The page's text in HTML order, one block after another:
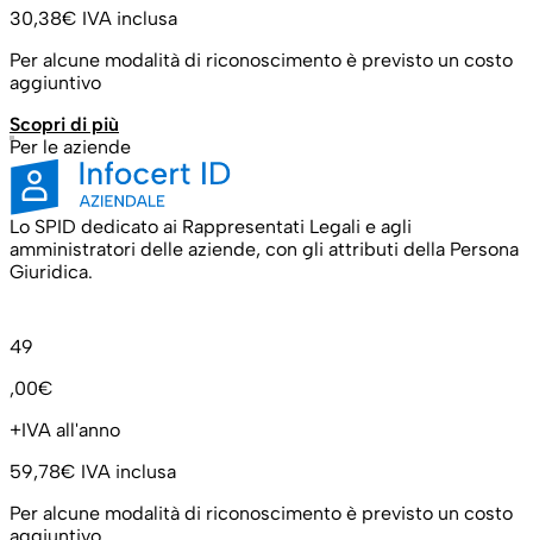
30,38€ IVA inclusa
Per alcune modalità di riconoscimento è previsto un costo
aggiuntivo
Scopri di più
Per le aziende
Lo SPID dedicato ai Rappresentati Legali e agli
amministratori delle aziende, con gli attributi della Persona
Giuridica.
49
,00€
+IVA all'anno
59,78€ IVA inclusa
Per alcune modalità di riconoscimento è previsto un costo